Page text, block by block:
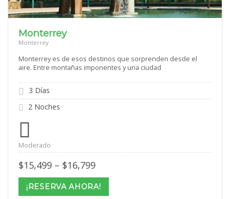
Monterrey
Monterrey
Monterrey es de esos destinos que sorprenden desde el
aire. Entre montañas imponentes y una ciudad
3 Días
2 Noches
Moderado
$15,499 – $16,799Price
$15,499
through
¡RESERVA AHORA!